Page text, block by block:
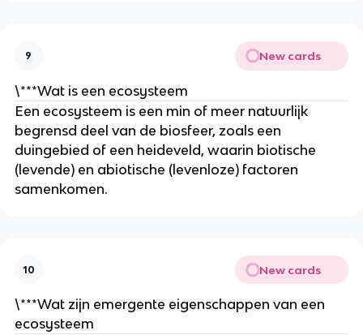
9 New cards
\***Wat is een ecosysteem
Een ecosysteem is een min of meer natuurlijk
begrensd deel van de biosfeer, zoals een
duingebied of een heideveld, waarin biotische
(levende) en abiotische (levenloze) factoren
samenkomen.
10 New cards
\***Wat zijn emergente eigenschappen van een
ecosysteem